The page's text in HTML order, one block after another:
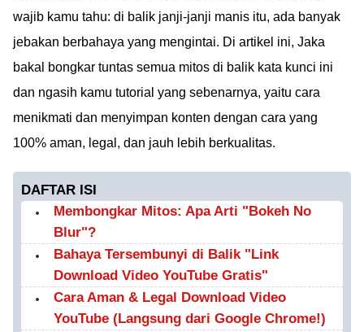
serunya video bokeh
link ilegal.
wajib kamu tahu: di balik janji-janji manis itu, ada banyak
jebakan berbahaya yang mengintai. Di artikel ini, Jaka
bakal bongkar tuntas semua mitos di balik kata kunci ini
dan ngasih kamu tutorial yang sebenarnya, yaitu cara
menikmati dan menyimpan konten dengan cara yang
100% aman, legal, dan jauh lebih berkualitas.
DAFTAR ISI
Membongkar Mitos: Apa Arti "Bokeh No
Blur"?
Bahaya Tersembunyi di Balik "Link
Download Video YouTube Gratis"
Cara Aman & Legal Download Video
YouTube (Langsung dari Google Chrome!)